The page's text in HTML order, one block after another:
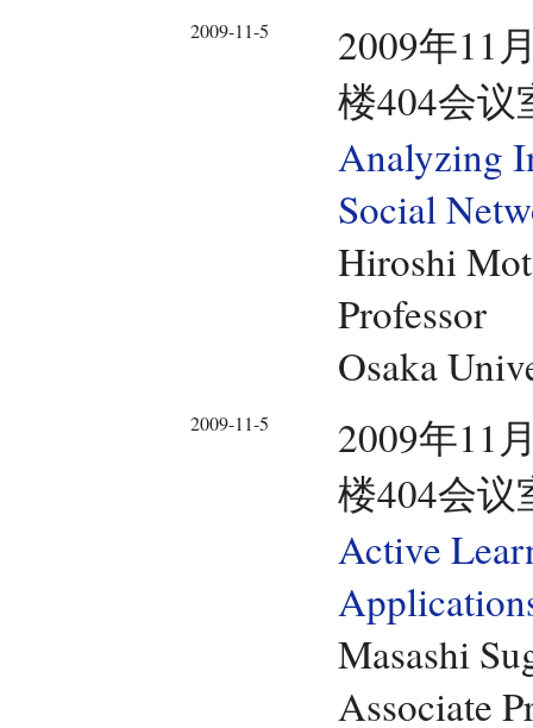
2009-11-5
2009年11
楼404会议
Analyzing
Social
Hiroshi
Professor
Osaka
2009-11-5
2009年11
楼404会议
Active
Masashi
Associate